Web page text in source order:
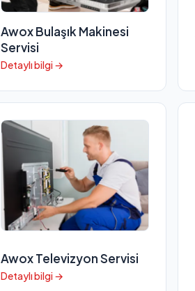
Awox Bulaşık Makinesi
Servisi
Detaylı bilgi →
Awox Televizyon Servisi
Detaylı bilgi →